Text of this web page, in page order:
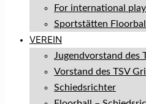
For international
Sportstätten Floorball
VEREIN
Jugendvorstand des
Vorstand des TSV
Schiedsrichter